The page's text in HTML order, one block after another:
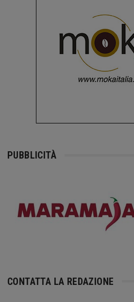
PUBBLICITÀ
CONTATTA LA REDAZIONE